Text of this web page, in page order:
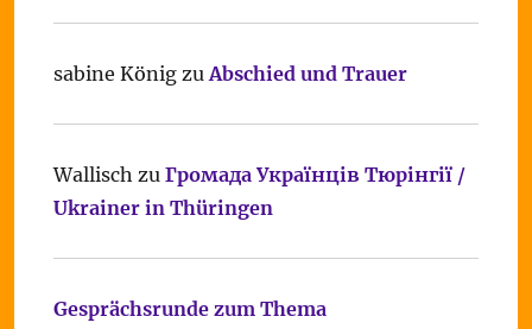
sabine KönigzuAbschied und Trauer
Wallisch zu Громада Українців Тюрінгії /
Ukrainer in Thüringen
Gesprächsrunde zum Thema